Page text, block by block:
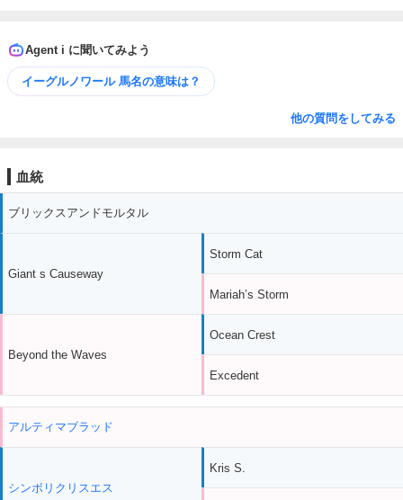
Agent i に聞いてみよう
イーグルノワール 馬名の意味は？
他の質問をしてみる
血統
ブリックスアンドモルタル
Giant s Causeway
Beyond the Waves
Storm Cat
Mariah’s Storm
Ocean Crest
Excedent
アルティマブラッド
シンボリクリスエス
Kris S.